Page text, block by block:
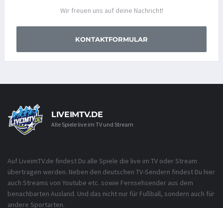
Wir freuen uns auf deine Nachricht!
KONTAKTFORMULAR
LIVEIMTV.DE
Alle Spiele live im TV und Stream
Auf LiveimTV.de findest Du alle Spiele die live im TV oder Stream
übertragen werden. Neben den deutschen TV-Sendern findest Du hier
auch Streams von Youtube etc. sowie Fernsehsender aus dem
benachbarten Ausland. Und das nicht nur für Fußball, sondern auch für
andere Sportarten.